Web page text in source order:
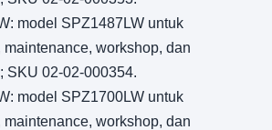
model SPZ1487LW untuk
maintenance, workshop, dan
SKU 02-02-000354.
model SPZ1700LW untuk
maintenance, workshop, dan